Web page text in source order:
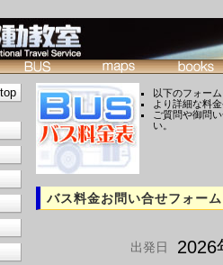
以下のフォー
より詳細な料
ご質問や御問
い。
バス料金お問い合せフォーム
出発日 2026